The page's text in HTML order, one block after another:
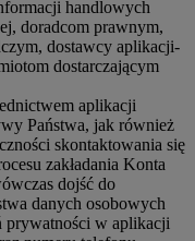
handlowych
doradcom prawnym,
dostawcy aplikacji-
dostarczającym
aplikacji
Państwa, jak również
skontaktowania się
zakładania Konta
dojść do
danych osobowych
prywatności w aplikacji